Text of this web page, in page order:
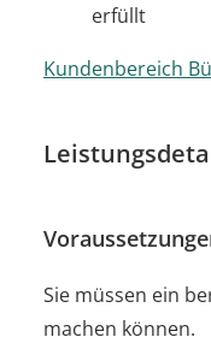
erfüllt
Kundenbereich
Sie müssen ein
machen können.